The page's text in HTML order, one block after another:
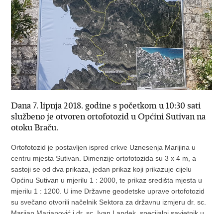
Dana 7. lipnja 2018. godine s početkom u 10:30 sati
službeno je otvoren ortofotozid u Općini Sutivan na
otoku Braču.
Ortofotozid je postavljen ispred crkve Uznesenja Marijina u
centru mjesta Sutivan. Dimenzije ortofotozida su 3 x 4 m, a
sastoji se od dva prikaza, jedan prikaz koji prikazuje cijelu
Općinu Sutivan u mjerilu 1 : 2000, te prikaz središta mjesta u
mjerilu 1 : 1200. U ime Državne geodetske uprave ortofotozid
su svečano otvorili načelnik Sektora za državnu izmjeru dr. sc.